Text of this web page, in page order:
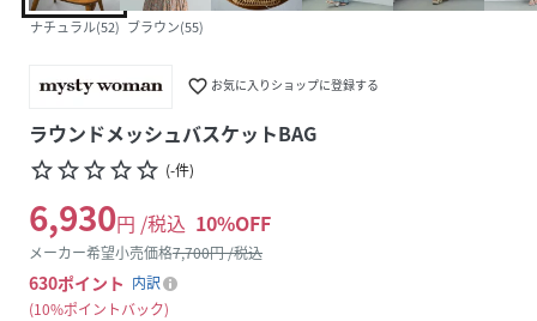
ナチュラル(52) ブラウン(55)
favorite_border お気に入りショップに登録する
ラウンドメッシュバスケットBAG
star_borderstar_borderstar_borderstar_borderstar_border (-件)
6,930円 /税込 10%OFF
メーカー希望小売価格7,700円 /税込
630ポイント 内訳
10%ポイントバック